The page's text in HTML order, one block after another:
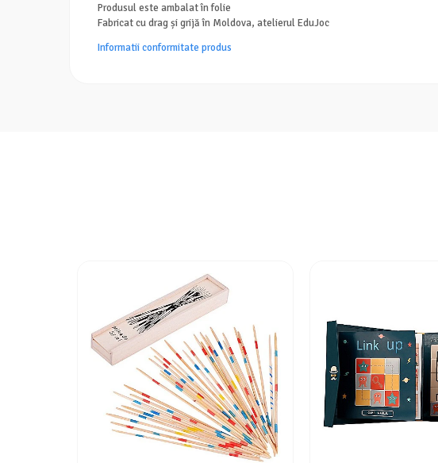
Produsul este ambalat în folie
Fabricat cu drag și grijă în Moldova, atelierul EduJoc
Informatii conformitate produs